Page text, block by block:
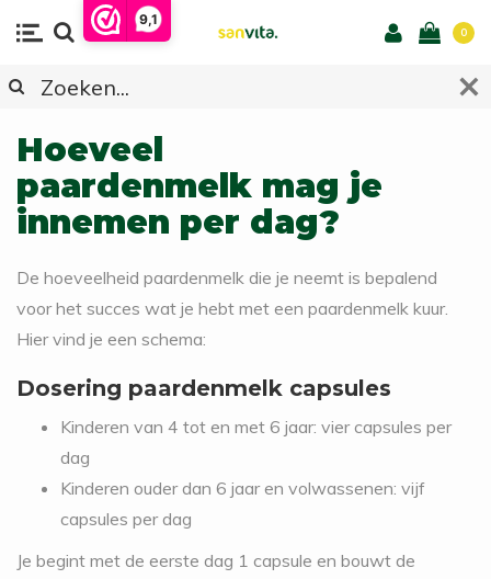
9,1
0
Hoeveel
paardenmelk mag je
innemen per dag?
De hoeveelheid paardenmelk die je neemt is bepalend
voor het succes wat je hebt met een paardenmelk kuur.
Hier vind je een schema:
Dosering paardenmelk capsules
Kinderen van 4 tot en met 6 jaar: vier capsules per
dag
Kinderen ouder dan 6 jaar en volwassenen: vijf
capsules per dag
Je begint met de eerste dag 1 capsule en bouwt de